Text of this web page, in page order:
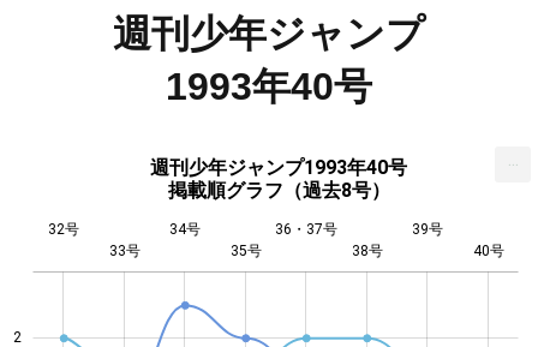
週刊少年ジャンプ
1993年40号
週刊少年ジャンプ1993年40号
掲載順グラフ（過去8号）
2
32号
33号
34号
35号
36・37号
38号
39号
40号